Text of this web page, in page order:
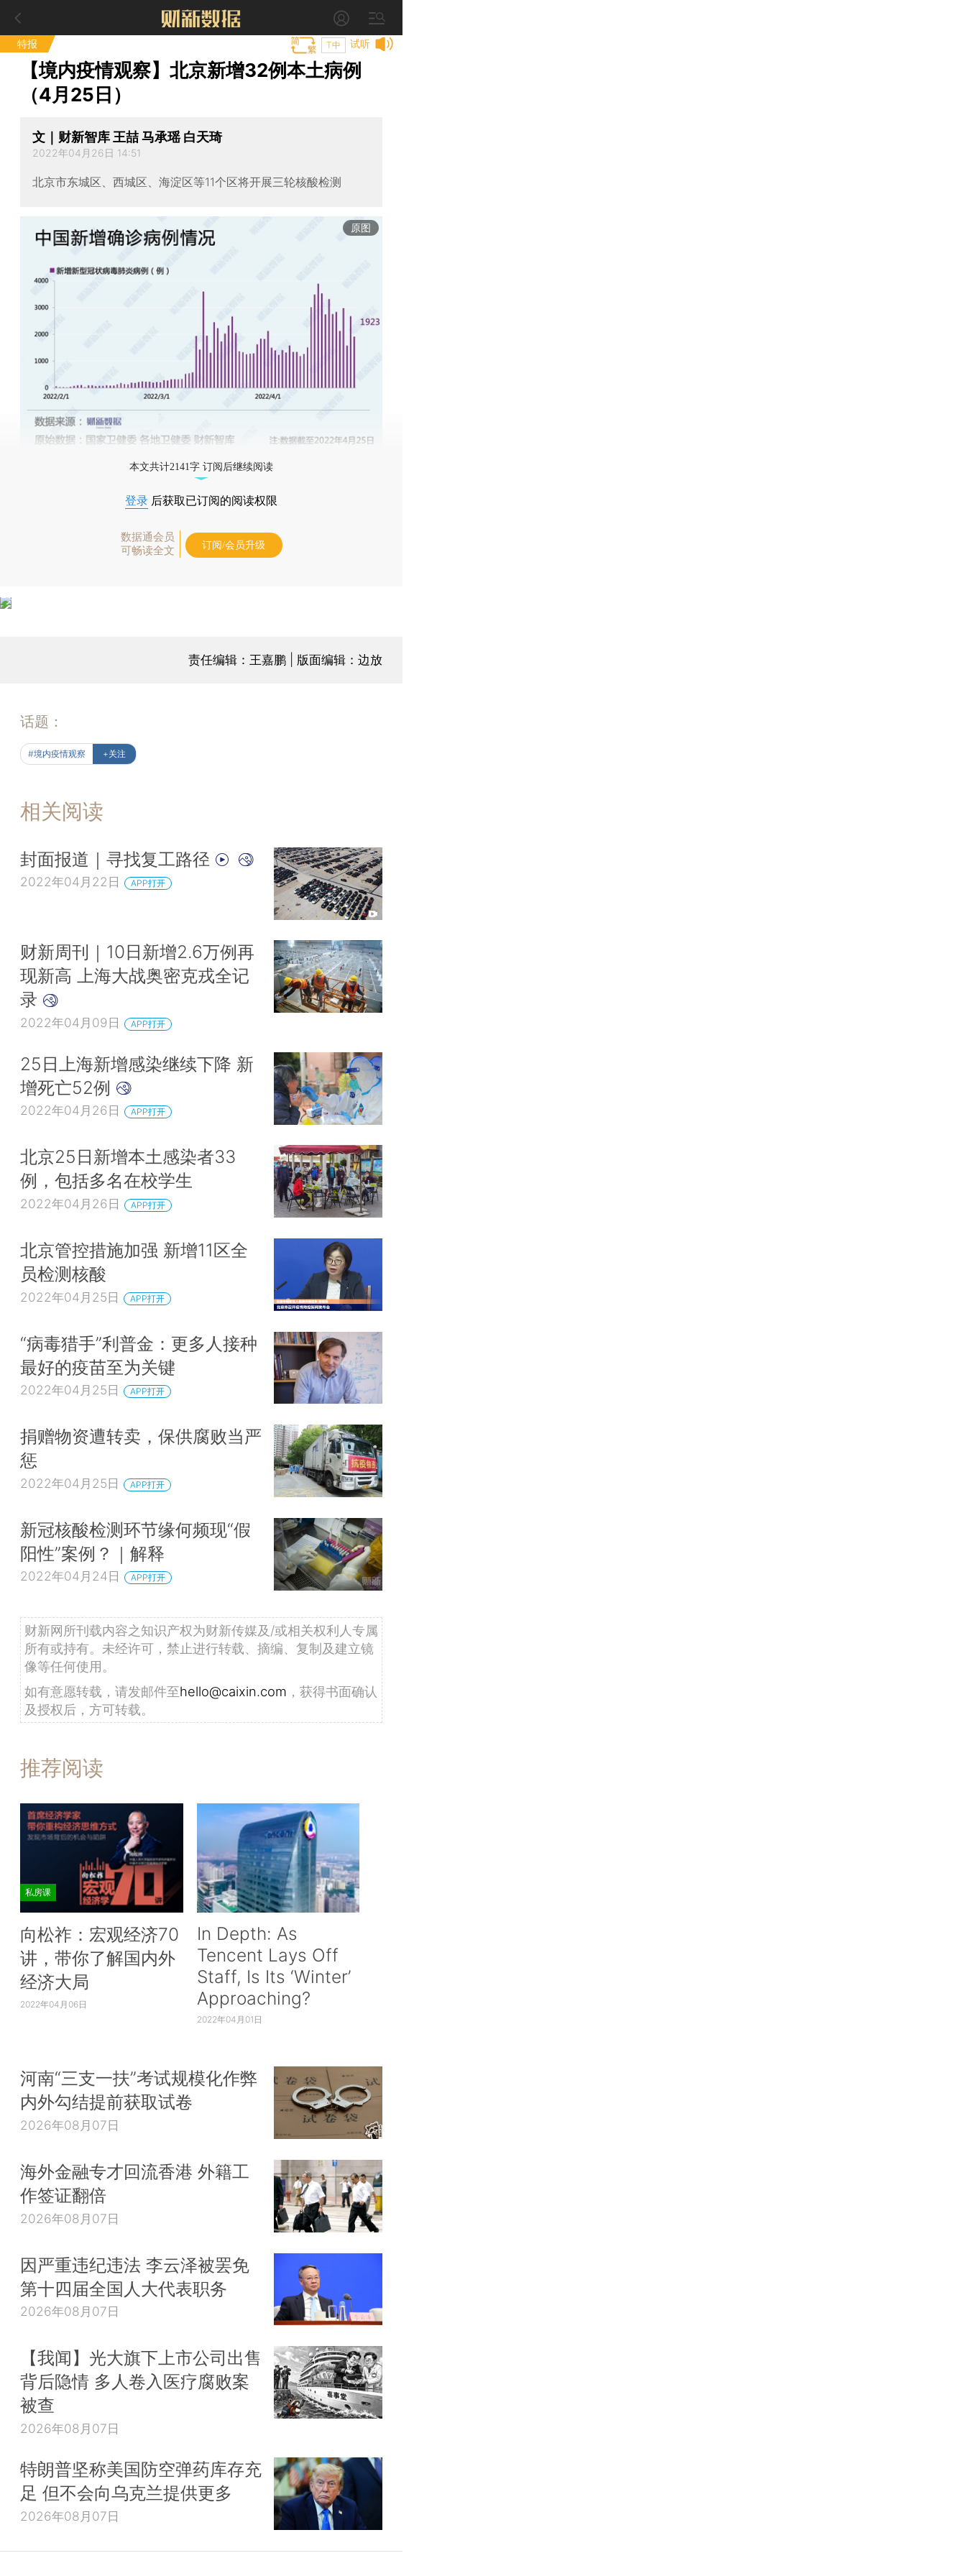
特报 试听
T中
【境内疫情观察】北京新增32例本土病例
（4月25日）
文｜财新智库 王喆 马承瑶 白天琦
2022年04月26日 14:51
北京市东城区、西城区、海淀区等11个区将开展三轮核酸检测
原图
本文共计2141字 订阅后继续阅读
登录 后获取已订阅的阅读权限
数据通会员
可畅读全文
订阅/会员升级
责任编辑：王嘉鹏 | 版面编辑：边放
话题：
#境内疫情观察 +关注
相关阅读
封面报道｜寻找复工路径
2022年04月22日 APP打开
财新周刊｜10日新增2.6万例再
现新高 上海大战奥密克戎全记
录
2022年04月09日 APP打开
25日上海新增感染继续下降 新
增死亡52例
2022年04月26日 APP打开
北京25日新增本土感染者33
例，包括多名在校学生
2022年04月26日 APP打开
北京管控措施加强 新增11区全
员检测核酸
2022年04月25日 APP打开
“病毒猎手”利普金：更多人接种
最好的疫苗至为关键
2022年04月25日 APP打开
捐赠物资遭转卖，保供腐败当严
惩
2022年04月25日 APP打开
新冠核酸检测环节缘何频现“假
阳性”案例？｜解释
2022年04月24日 APP打开
财新网所刊载内容之知识产权为财新传媒及/或相关权利人专属
所有或持有。未经许可，禁止进行转载、摘编、复制及建立镜
像等任何使用。
如有意愿转载，请发邮件至hello@caixin.com ，获得书面确认
及授权后，方可转载。
推荐阅读
私房课
向松祚：宏观经济70
讲，带你了解国内外
经济大局
2022年04月06日
In Depth: As
Tencent Lays Off
Staff, Is Its ‘Winter’
Approaching?
2022年04月01日
河南“三支一扶”考试规模化作弊
内外勾结提前获取试卷
2026年08月07日
海外金融专才回流香港 外籍工
作签证翻倍
2026年08月07日
因严重违纪违法 李云泽被罢免
第十四届全国人大代表职务
2026年08月07日
【我闻】光大旗下上市公司出售
背后隐情 多人卷入医疗腐败案
被查
2026年08月07日
特朗普坚称美国防空弹药库存充
足 但不会向乌克兰提供更多
2026年08月07日